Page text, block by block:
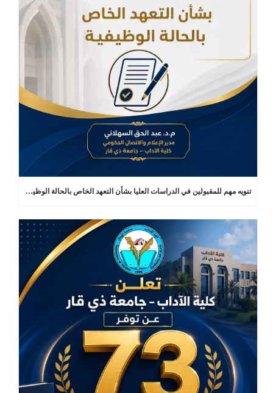
تنويه مهم للمقبولين في الدراسات العليا بشأن التعهد الخاص بالحالة الوظيفية